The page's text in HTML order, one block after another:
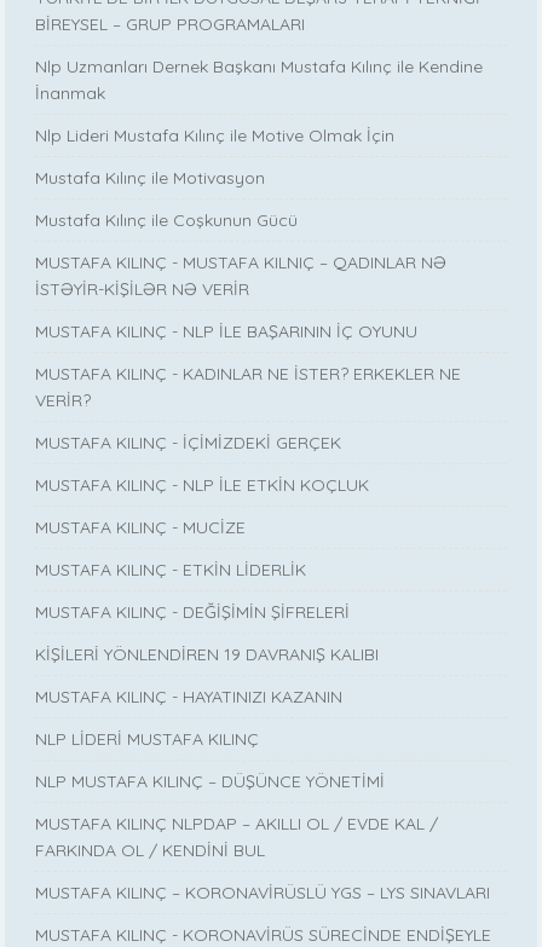
BİREYSEL – GRUP PROGRAMALARI
Nlp Uzmanları Dernek Başkanı Mustafa Kılınç ile Kendine
İnanmak
Nlp Lideri Mustafa Kılınç ile Motive Olmak İçin
Mustafa Kılınç ile Motivasyon
Mustafa Kılınç ile Coşkunun Gücü
MUSTAFA KILINÇ - MUSTAFA KILNIÇ – QADINLAR NƏ
İSTƏYİR-KİŞİLƏR NƏ VERİR
MUSTAFA KILINÇ - NLP İLE BAŞARININ İÇ OYUNU
MUSTAFA KILINÇ - KADINLAR NE İSTER? ERKEKLER NE
VERİR?
MUSTAFA KILINÇ - İÇİMİZDEKİ GERÇEK
MUSTAFA KILINÇ - NLP İLE ETKİN KOÇLUK
MUSTAFA KILINÇ - MUCİZE
MUSTAFA KILINÇ - ETKİN LİDERLİK
MUSTAFA KILINÇ - DEĞİŞİMİN ŞİFRELERİ
KİŞİLERİ YÖNLENDİREN 19 DAVRANIŞ KALIBI
MUSTAFA KILINÇ - HAYATINIZI KAZANIN
NLP LİDERİ MUSTAFA KILINÇ
NLP MUSTAFA KILINÇ – DÜŞÜNCE YÖNETİMİ
MUSTAFA KILINÇ NLPDAP – AKILLI OL / EVDE KAL /
FARKINDA OL / KENDİNİ BUL
MUSTAFA KILINÇ – KORONAVİRÜSLÜ YGS – LYS SINAVLARI
MUSTAFA KILINÇ - KORONAVİRÜS SÜRECİNDE ENDİŞEYLE